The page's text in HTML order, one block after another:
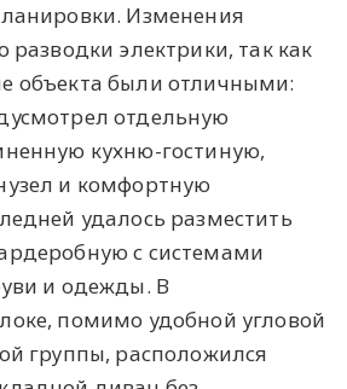
Изменения
разводки электрики, так как
объекта были отличными:
отдельную
кухню-гостиную,
и комфортную
удалось разместить
с системами
и одежды. В
помимо удобной угловой
группы, расположился